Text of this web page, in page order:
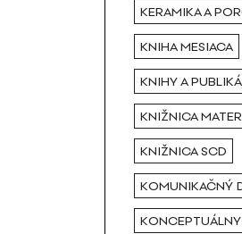
KERAMIKA A
KNIHA MESIACA
KNIHY A
KNIŽNICA
KNIŽNICA SCD
KOMUNIKAČNÝ